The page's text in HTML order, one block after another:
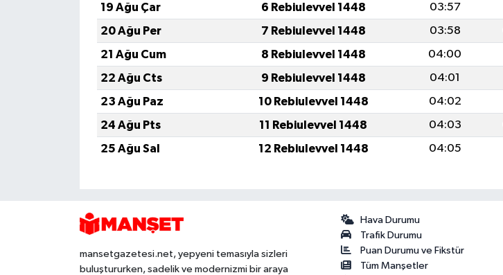
19 Ağu Çar
6 Rebiulevvel 1448 03:57
20 Ağu Per
7 Rebiulevvel 1448 03:58
21 Ağu Cum
8 Rebiulevvel 1448 04:00
22 Ağu Cts
9 Rebiulevvel 1448 04:01
23 Ağu Paz
10 Rebiulevvel 1448 04:02
24 Ağu Pts
11 Rebiulevvel 1448 04:03
25 Ağu Sal
12 Rebiulevvel 1448 04:05
mansetgazetesi.net, yepyeni temasıyla sizleri
buluştururken, sadelik ve modernizmi bir araya
Hava Durumu
Trafik Durumu
Puan Durumu ve Fikstür
Tüm Manşetler